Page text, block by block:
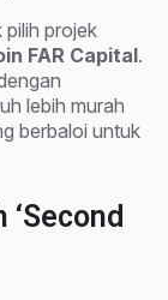
pilih projek
FAR Capital.
lebih murah
berbaloi untuk